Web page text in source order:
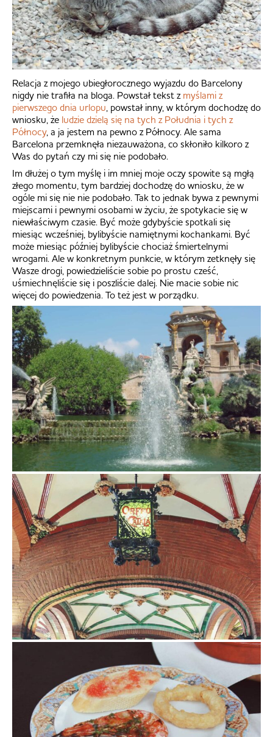
Relacja z mojego ubiegłorocznego wyjazdu do Barcelony
nigdy nie trafiła na bloga. Powstał tekst z myślami z
pierwszego dnia urlopu , powstał inny, w którym dochodzę do
wniosku, że ludzie dzielą się na tych z Południa i tych z
Północy, a ja jestem na pewno z Północy. Ale sama
Barcelona przemknęła niezauważona, co skłoniło kilkoro z
Was do pytań czy mi się nie podobało.
Im dłużej o tym myślę i im mniej moje oczy spowite są mgłą
złego momentu, tym bardziej dochodzę do wniosku, że w
ogóle mi się nie nie podobało. Tak to jednak bywa z pewnymi
miejscami i pewnymi osobami w życiu, że spotykacie się w
niewłaściwym czasie. Być może gdybyście spotkali się
miesiąc wcześniej, bylibyście namiętnymi kochankami. Być
może miesiąc później bylibyście chociaż śmiertelnymi
wrogami. Ale w konkretnym punkcie, w którym zetknęły się
Wasze drogi, powiedzieliście sobie po prostu cześć,
uśmiechnęliście się i poszliście dalej. Nie macie sobie nic
więcej do powiedzenia. To też jest w porządku.